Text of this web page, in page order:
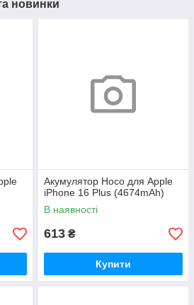
новинки
Акумулятор Hoco для Apple
iPhone 16 Plus (4674mAh)
В наявності
613 ₴
Купити